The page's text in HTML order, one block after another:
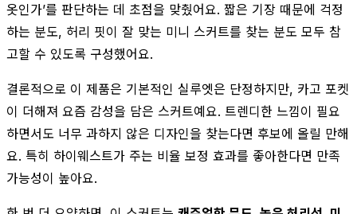
옷인가’를 판단하는 데 초점을 맞췄어요. 짧은 기장 때문에 걱정
하는 분도, 허리 핏이 잘 맞는 미니 스커트를 찾는 분도 모두 참
고할 수 있도록 구성했어요.
결론적으로 이 제품은 기본적인 실루엣은 단정하지만, 카고 포켓
이 더해져 요즘 감성을 담은 스커트예요. 트렌디한 느낌이 필요
하면서도 너무 과하지 않은 디자인을 찾는다면 후보에 올릴 만해
요. 특히 하이웨스트가 주는 비율 보정 효과를 좋아한다면 만족
가능성이 높아요.